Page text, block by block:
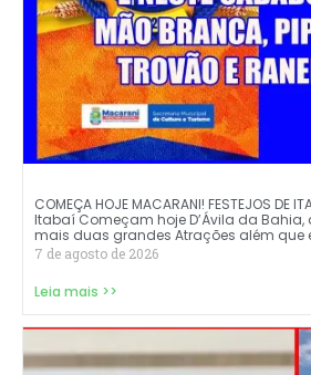
COMEÇA HOJE MACARANI! FESTEJOS DE
Itabaí Começam hoje D’Ávila da
mais duas grandes Atrações além que
7 de agosto de 2026
Leia mais >>